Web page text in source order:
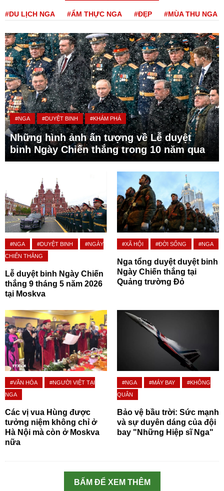
#DU LỊCH NGA #ẨM THỰC NGA #ĐẸP #MÙA THU NGA
#NGA #DUYỆT BINH #KHÁM PHÁ
Những hình ảnh ấn tượng về Lễ duyệt
binh Ngày Chiến thắng trong 10 năm qua
#NGA #DUYỆT BINH
#NGÀY
CHIẾN THẮNG
Lễ duyệt binh Ngày Chiến
thắng 9 tháng 5 năm 2026
tại Moskva
#XÃ HỘI #ĐỜI SỐNG #NGA
Nga tổng duyệt duyệt binh
Ngày Chiến thắng tại
Quảng trường Đỏ
#VĂN HÓA
#NGƯỜI VIỆT TẠI
NGA
Các vị vua Hùng được
tưởng niệm không chỉ ở
Hà Nội mà còn ở Moskva
nữa
#NGA #MÁY BAY
#KHÔNG
QUÂN
Bảo vệ bầu trời: Sức mạnh
và sự duyên dáng của đội
bay "Những Hiệp sĩ Nga"
BẤM ĐỂ XEM THÊM